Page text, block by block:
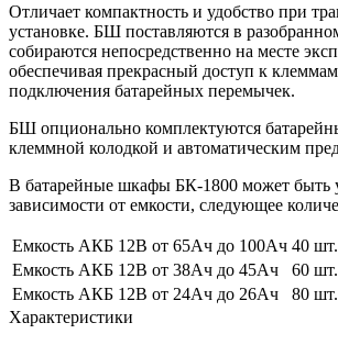
Отличает компактность и удобство при
установке. БШ поставляются в
собираются непосредственно на месте
обеспечивая прекрасный доступ к
подключения батарейных перемычек.
БШ опционально комплектуются
клеммной колодкой и автоматическим
В батарейные шкафы БК-1800 может быть
зависимости от емкости, следующее
Емкость АКБ 12В от 65Ач до 100Ач 40 шт.
Емкость АКБ 12В от 38Ач до 45Ач
60 шт.
Емкость АКБ 12В от 24Ач до 26Ач
80 шт.
Характеристики